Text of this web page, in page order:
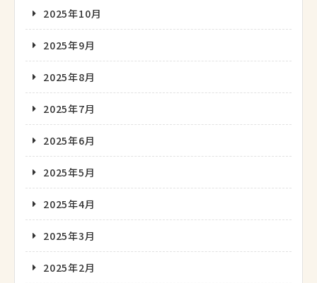
2025年10月
2025年9月
2025年8月
2025年7月
2025年6月
2025年5月
2025年4月
2025年3月
2025年2月